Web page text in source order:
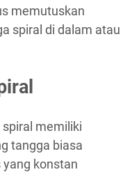
memutuskan
spiral di dalam atau
memiliki
tangga biasa
konstan